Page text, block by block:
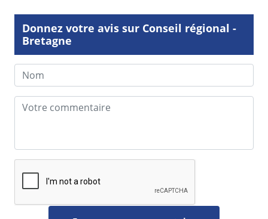
Donnez votre avis sur Conseil régional -
Bretagne